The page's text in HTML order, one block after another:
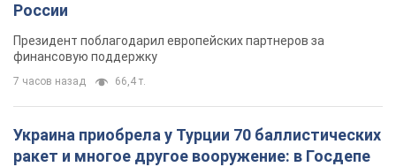
России
Президент поблагодарил европейских партнеров за
финансовую поддержку
7 часов назад 66,4 т.
Украина приобрела у Турции 70 баллистических
ракет и многое другое вооружение: в Госдепе